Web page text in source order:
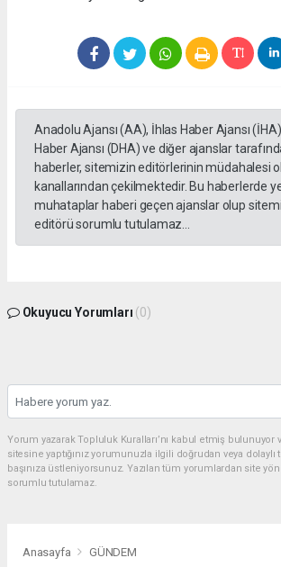
Anadolu Ajansı (AA), İhlas Haber Ajansı
Haber Ajansı (DHA) ve diğer ajanslar
haberler, sitemizin editörlerinin müdahalesi
kanallarından çekilmektedir. Bu haberlerde
muhataplar haberi geçen ajanslar olup
editörü sorumlu tutulamaz...
Okuyucu Yorumları (0)
Yorum yazarak Topluluk Kuralları’nı kabul etmiş
sitesine yaptığınız yorumunuzla ilgili doğrudan veya
başınıza üstleniyorsunuz. Yazılan tüm yorumlardan site
sorumlu tutulamaz.
Anasayfa GÜNDEM